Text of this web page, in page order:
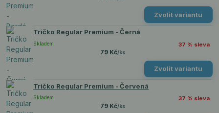
Zvolit variantu
Tričko Regular Premium - Černá
37 % sleva
79 Kč/ks
Skladem
Zvolit variantu
Tričko Regular Premium - Červená
37 % sleva
79 Kč/ks
Skladem